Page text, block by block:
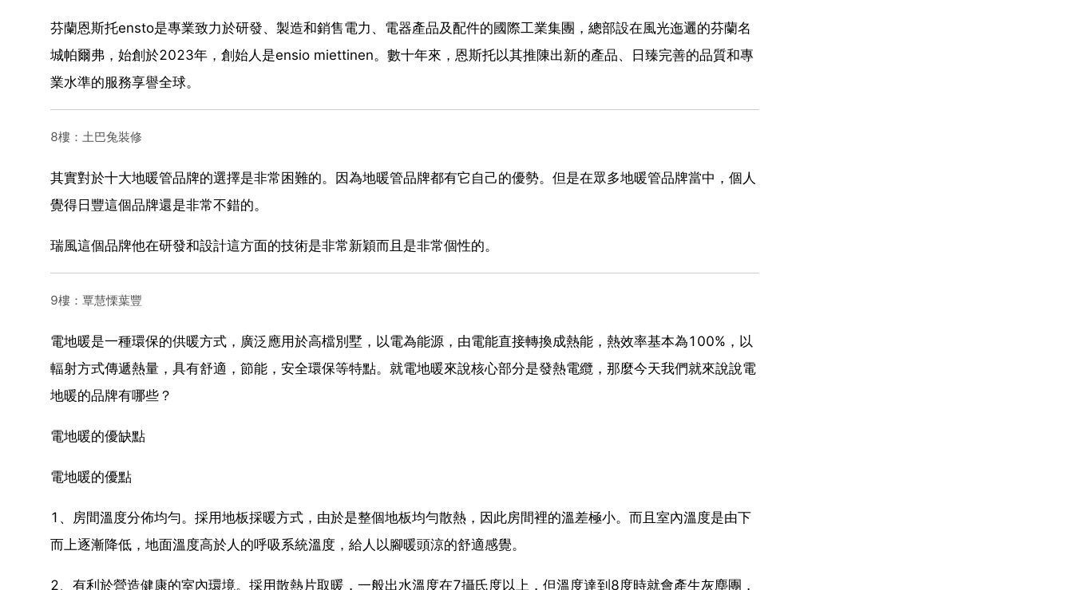
芬蘭恩斯托ensto是專業致力於研發、製造和銷售電力、電器產品及配件的國際工業集團，總部設在風光迤邐的芬蘭名
城帕爾弗，始創於2023年，創始人是ensio miettinen。數十年來，恩斯托以其推陳出新的產品、日臻完善的品質和專
業水準的服務享譽全球。
8樓：土巴兔裝修
其實對於十大地暖管品牌的選擇是非常困難的。因為地暖管品牌都有它自己的優勢。但是在眾多地暖管品牌當中，個人
覺得日豐這個品牌還是非常不錯的。
瑞風這個品牌他在研發和設計這方面的技術是非常新穎而且是非常個性的。
9樓：覃慧慄葉豐
電地暖是一種環保的供暖方式，廣泛應用於高檔別墅，以電為能源，由電能直接轉換成熱能，熱效率基本為100%，以
輻射方式傳遞熱量，具有舒適，節能，安全環保等特點。就電地暖來說核心部分是發熱電纜，那麼今天我們就來說說電
地暖的品牌有哪些？
電地暖的優缺點
電地暖的優點
1、房間溫度分佈均勻。採用地板採暖方式，由於是整個地板均勻散熱，因此房間裡的溫差極小。而且室內溫度是由下
而上逐漸降低，地面溫度高於人的呼吸系統溫度，給人以腳暖頭涼的舒適感覺。
2、有利於營造健康的室內環境。採用散熱片取暖，一般出水溫度在7攝氏度以上，但溫度達到8度時就會產生灰塵團，